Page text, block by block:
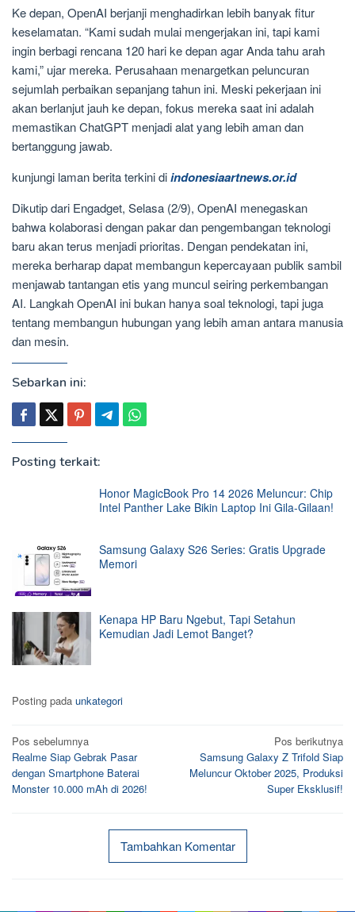
Ke depan, OpenAI berjanji menghadirkan lebih banyak fitur
keselamatan. “Kami sudah mulai mengerjakan ini, tapi kami
ingin berbagi rencana 120 hari ke depan agar Anda tahu arah
kami,” ujar mereka. Perusahaan menargetkan peluncuran
sejumlah perbaikan sepanjang tahun ini. Meski pekerjaan ini
akan berlanjut jauh ke depan, fokus mereka saat ini adalah
memastikan ChatGPT menjadi alat yang lebih aman dan
bertanggung jawab.
kunjungi laman berita terkini diindonesiaartnews.or.id
Dikutip dari Engadget, Selasa (2/9), OpenAI menegaskan
bahwa kolaborasi dengan pakar dan pengembangan teknologi
baru akan terus menjadi prioritas. Dengan pendekatan ini,
mereka berharap dapat membangun kepercayaan publik sambil
menjawab tantangan etis yang muncul seiring perkembangan
AI. Langkah OpenAI ini bukan hanya soal teknologi, tapi juga
tentang membangun hubungan yang lebih aman antara manusia
dan mesin.
Sebarkan ini:
Posting terkait:
Honor MagicBook Pro 14 2026 Meluncur: Chip
Intel Panther Lake Bikin Laptop Ini Gila-Gilaan!
Samsung Galaxy S26 Series: Gratis Upgrade
Memori
Kenapa HP Baru Ngebut, Tapi Setahun
Kemudian Jadi Lemot Banget?
Posting pada unkategori
Navigasi
pos
Pos sebelumnya
Realme Siap Gebrak Pasar
dengan Smartphone Baterai
Monster 10.000 mAh di 2026!
Pos berikutnya
Samsung Galaxy Z Trifold Siap
Meluncur Oktober 2025, Produksi
Super Eksklusif!
Tambahkan Komentar